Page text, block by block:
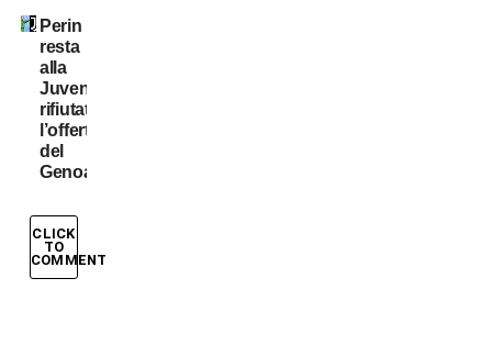
Perin
resta
alla
Juventus:
rifiutata
l’offerta
del
Genoa
CLICK
TO
COMMENT